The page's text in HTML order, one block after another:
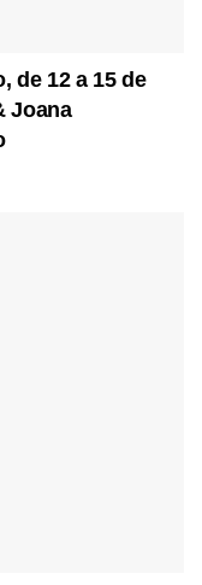
de 12 a 15 de
Joana